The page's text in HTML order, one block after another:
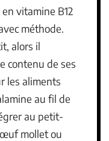
vitamine B12
méthode.
alors il
contenu de ses
les aliments
au fil de
au petit-
mollet ou